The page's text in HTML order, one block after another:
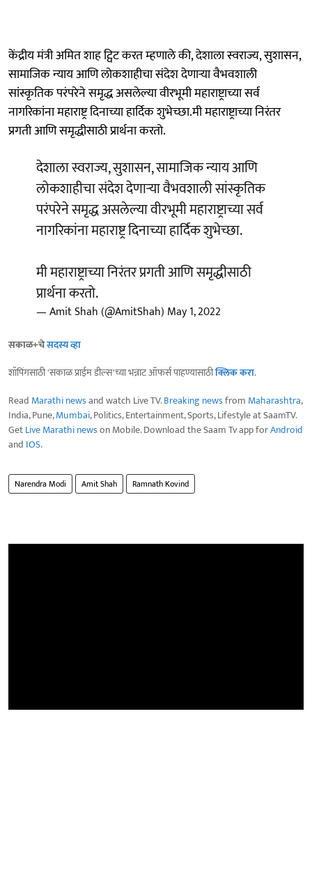
केंद्रीय मंत्री अमित शाह ट्विट करत म्हणाले की, देशाला स्वराज्य, सुशासन,
सामाजिक न्याय आणि लोकशाहीचा संदेश देणाऱ्या वैभवशाली
सांस्कृतिक परंपरेने समृद्ध असलेल्या वीरभूमी महाराष्ट्राच्या सर्व
नागरिकांना महाराष्ट्र दिनाच्या हार्दिक शुभेच्छा.मी महाराष्ट्राच्या निरंतर
प्रगती आणि समृद्धीसाठी प्रार्थना करतो.
देशाला स्वराज्य, सुशासन, सामाजिक न्याय आणि
लोकशाहीचा संदेश देणाऱ्या वैभवशाली सांस्कृतिक
परंपरेने समृद्ध असलेल्या वीरभूमी महाराष्ट्राच्या सर्व
नागरिकांना महाराष्ट्र दिनाच्या हार्दिक शुभेच्छा.
मी महाराष्ट्राच्या निरंतर प्रगती आणि समृद्धीसाठी
प्रार्थना करतो.
— Amit Shah (@AmitShah) May 1, 2022
सकाळ+चेसदस्य व्हा
शॉपिंगसाठी 'सकाळ प्राईम डील्स'च्या भन्नाट ऑफर्स पाहण्यासाठीक्लिक करा.
Read Marathi newsand watch Live TV.Breaking newsfrom Maharashtra,
India, Pune,Mumbai, Politics, Entertainment, Sports, Lifestyle at SaamTV.
GetLive Marathi newson Mobile. Download the Saam Tv app forAndroid
and IOS.
Narendra Modi Amit Shah Ramnath Kovind